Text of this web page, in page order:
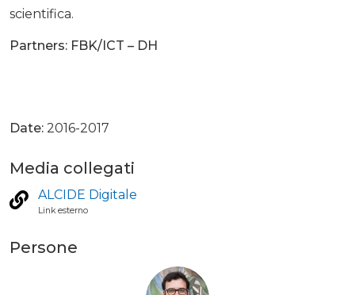
scientifica.
Partners: FBK/ICT – DH
Date: 2016-2017
Media collegati
ALCIDE Digitale
Link esterno
Persone